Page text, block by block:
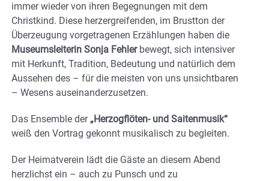
immer wieder von ihren Begegnungen mit dem
Christkind. Diese herzergreifenden, im Brustton der
Überzeugung vorgetragenen Erzählungen haben die
Museumsleiterin Sonja Fehlerbewegt, sich intensiver
mit Herkunft, Tradition, Bedeutung und natürlich dem
Aussehen des – für die meisten von uns unsichtbaren
– Wesens auseinanderzusetzen.
Das Ensemble der„Herzogflöten- und Saitenmusik“
weiß den Vortrag gekonnt musikalisch zu begleiten.
Der Heimatverein lädt die Gäste an diesem Abend
herzlichst ein – auch zu Punsch und zu